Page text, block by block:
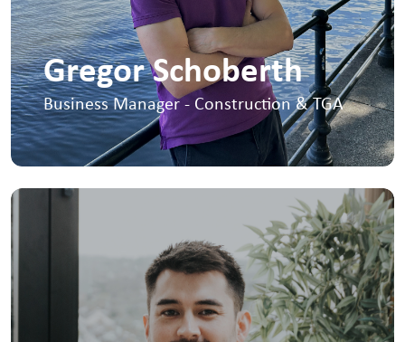
Gregor Schoberth
Business Manager - Construction & TGA
I manage the construction division within
the German office and drive sales and
growth within my sector.
+49 40-822-16-7714